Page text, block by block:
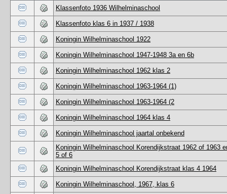
Klassenfoto 1936 Wilhelminaschool
Klassenfoto klas 6 in 1937 / 1938
Koningin Wilhelminaschool 1922
Koningin Wilhelminaschool 1947-1948 3a en 6b
Koningin Wilhelminaschool 1962 klas 2
Koningin Wilhelminaschool 1963-1964 (1)
Koningin Wilhelminaschool 1963-1964 (2
Koningin Wilhelminaschool 1964 klas 4
Koningin Wilhelminaschool jaartal onbekend
Koningin Wilhelminaschool Korendijkstraat 1962 of 1963
5 of 6
Koningin Wilhelminaschool Korendijkstraat klas 4 1964
Koningin Wilhelminaschool, 1967, klas 6